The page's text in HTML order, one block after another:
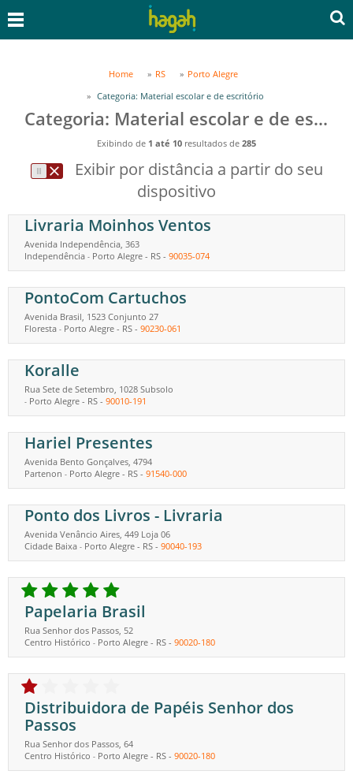
Home RS
Porto Alegre
Categoria: Material escolar e de escritório
Categoria: Material escolar e de escritório em Porto Alegre, RS
Exibindo de 1 até 10 resultados de 285
Exibir por distância a partir do seu
dispositivo
Livraria Moinhos Ventos
Avenida Independência, 363
Independência - Porto Alegre - RS - 90035-074
PontoCom Cartuchos
Avenida Brasil, 1523 Conjunto 27
Floresta - Porto Alegre - RS - 90230-061
Koralle
Rua Sete de Setembro, 1028 Subsolo
- Porto Alegre - RS - 90010-191
Hariel Presentes
Avenida Bento Gonçalves, 4794
Partenon - Porto Alegre - RS - 91540-000
Ponto dos Livros - Livraria
Avenida Venâncio Aires, 449 Loja 06
Cidade Baixa - Porto Alegre - RS - 90040-193
Papelaria Brasil
Rua Senhor dos Passos, 52
Centro Histórico - Porto Alegre - RS - 90020-180
Distribuidora de Papéis Senhor dos
Passos
Rua Senhor dos Passos, 64
Centro Histórico - Porto Alegre - RS - 90020-180